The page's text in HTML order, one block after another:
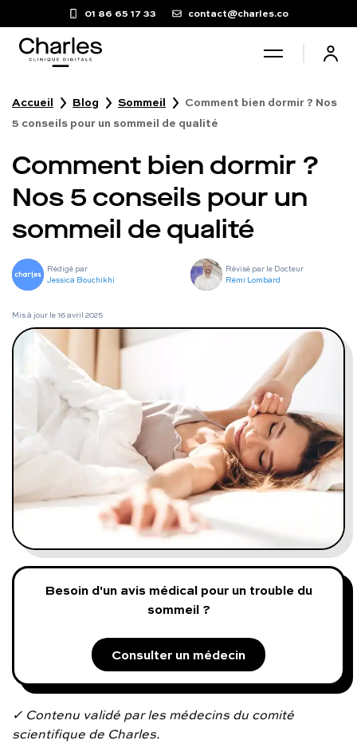
01 86 65 17 33 contact@charles.co
Santé sexuelle
Poids
Troubles du sommeil
Fertilité masculine
Chute de cheveux
Programmes digitaux
Comment ça marche ?
Notre approche médicale
Blog
Prenez soin de vous :
Consultez un médecin
Vous avez des questions :
FAQ complète
Accueil Blog Sommeil
Comment bien dormir ? Nos
5 conseils pour un sommeil de qualité
Comment bien dormir ?
Nos 5 conseils pour un
sommeil de qualité
Rédigé par
Jessica Bouchikhi
Révisé par le Docteur
Rémi Lombard
Mis à jour le16 avril 2025
Besoin d'un avis médical pour un trouble du
sommeil ?
Consulter un médecin
✓ Contenu validé par les médecins du comité
scientifique de Charles.